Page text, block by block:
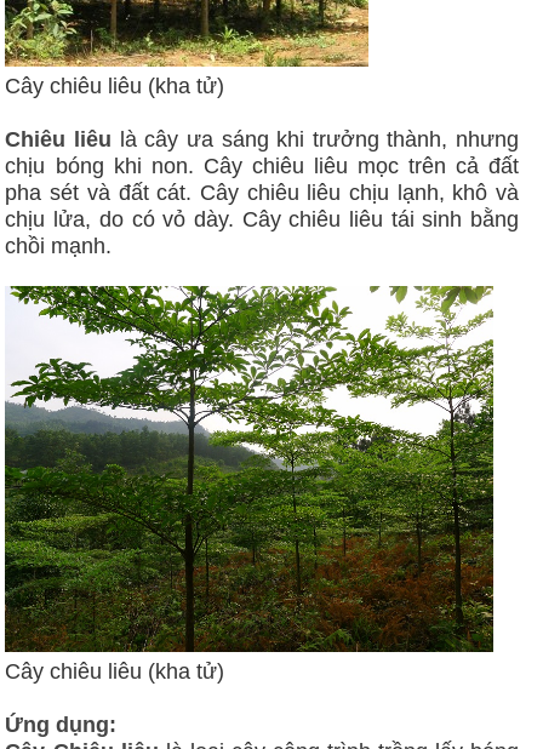
Cây chiêu liêu (kha tử)
Chiêu liêu là cây ưa sáng khi trưởng thành, nhưng
chịu bóng khi non. Cây chiêu liêu mọc trên cả đất
pha sét và đất cát. Cây chiêu liêu chịu lạnh, khô và
chịu lửa, do có vỏ dày. Cây chiêu liêu tái sinh bằng
chồi mạnh.
Cây chiêu liêu (kha tử)
Ứng dụng: